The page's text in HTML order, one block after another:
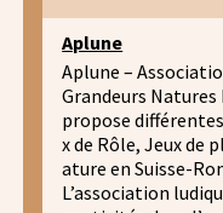
Aplune
Aplune –
Grandeurs Natures
propose
x de Rôle, Jeux de
ature en Suisse-
L’association